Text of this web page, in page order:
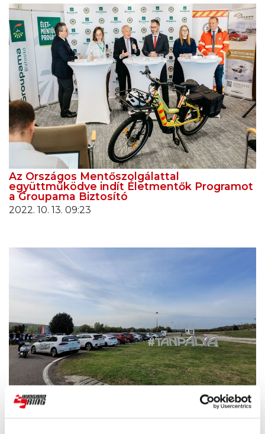
Az Országos Mentőszolgálattal
együttműködve indít Életmentők Programot
a Groupama Biztosító
2022. 10. 13. 09:23
Magyar Elektromobilitás Egyesület a
Groupama Tanpályán
2022. 10. 10. 11:13